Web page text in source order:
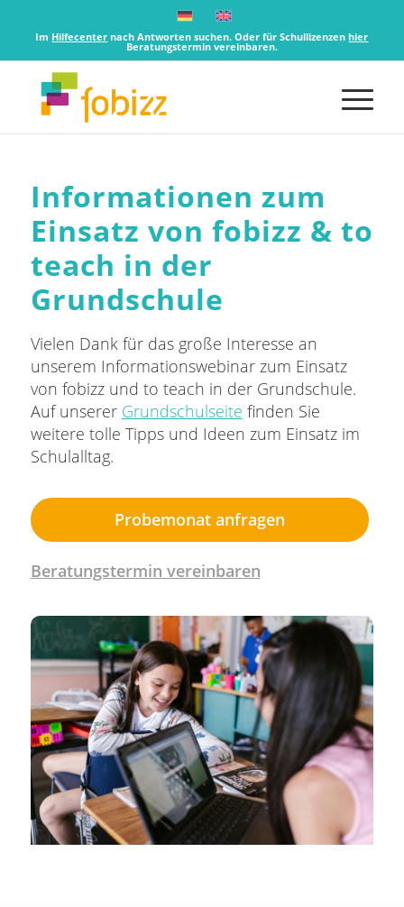
Im Hilfecenter nach Antworten suchen. Oder für Schullizenzenhier
Beratungstermin vereinbaren.
Informationen zum
Einsatz von fobizz & to
teach in der
Grundschule
Vielen Dank für das große Interesse an
unserem Informationswebinar zum Einsatz
von fobizz und to teach in der Grundschule.
Auf unserer Grundschulseite finden Sie
weitere tolle Tipps und Ideen zum Einsatz im
Schulalltag.
Probemonat anfragen
Beratungstermin vereinbaren